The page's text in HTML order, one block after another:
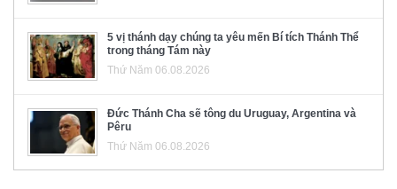
5 vị thánh dạy chúng ta yêu mến Bí tích Thánh Thể
trong tháng Tám này
Thứ Năm 06.08.2026
Đức Thánh Cha sẽ tông du Uruguay, Argentina và
Pêru
Thứ Năm 06.08.2026